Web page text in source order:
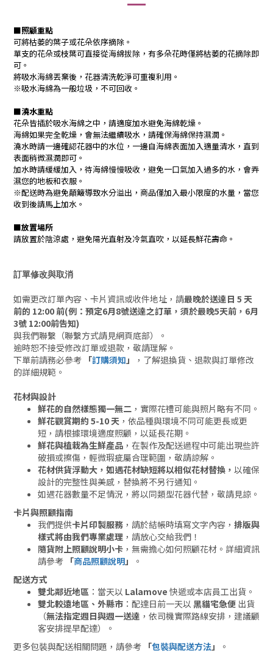
■照顧重點
可將枯萎的葉子或花朵依序摘除。
單支的花朵或枝葉可直接從海綿拔除，有多朵花時僅將枯萎的花摘除即
可。
將吸水海綿丟棄後，花器清洗乾淨可重複利用。
※吸水海綿為一般垃圾，不可回收。
■澆水重點
花朵皆插於吸水海綿之中，請適度加水避免海綿乾燥。
海綿如果完全乾燥，會無法繼續吸水，請確保海綿保持濕潤。
澆水時請一邊確認花器中的水位，一邊自海綿表面加入適量清水，直到
表面稍微濕潤即可。
加水時請緩緩加入，待海綿慢慢吸收，避免一口氣加入過多的水，會弄
濕您的地板和衣服。
※配送時為避免顛簸導致水分溢出，商品僅加入最小限度的水量，當您
收到後請馬上加水。
■放置場所
請放置於陰涼處，避免陽光直射及冷氣直吹，以延長鮮花壽命。
訂單修改與取消
如需更改訂單內容、卡片資訊或收件地址，請最晚於送達日 5 天
前的 12:00 前(例：預定6月8號送達之訂單，須於最晚5天前，6月
3號 12:00前告知)
與我們聯繫（聯繫方式請見網頁底部）。
逾時恕不接受修改訂單或退款，敬請理解。
下單前請務必參考 「訂購須知」
，了解退換貨、退款與訂單修改
的詳細規範。
花材與設計
鮮花的自然樣態獨一無二 ，實際花禮可能與照片略有不同。
鮮花觀賞期約 5-10 天 ，依品種與環境不同可能更長或更
短，請根據環境適度照顧，以延長花期。
鮮花與植栽為生鮮產品 ，在製作及配送過程中可能出現些許
破損或擦傷，輕微瑕疵屬合理範圍，敬請諒解。
花材供貨浮動大，如遇花材缺短將以相似花材替換， 以確保
設計的完整性與美感，替換將不另行通知。
如遇花器數量不足情況，將以同類型花器代替，敬請見諒。
卡片與照顧指南
我們提供卡片印製服務 ，請於結帳時填寫文字內容， 排版與
樣式將由我們專業處理 ，請放心交給我們！
隨貨附上照顧說明小卡 ，無需擔心如何照顧花材。詳細資訊
請參考 「商品照顧說明」
。
配送方式
雙北鄰近地區 ：當天以 Lalamove 快遞或本店員工出貨。
雙北較遠地區、外縣市 ：配達日前一天以 黑貓宅急便 出貨
（無法指定週日與週一送達 ，依司機實際路線安排，建議顧
客安排提早配達）。
更多包裝與配送相關問題，請參考 「包裝與配送方法」
。